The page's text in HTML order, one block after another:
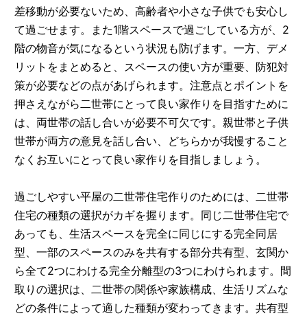
差移動が必要ないため、高齢者や小さな子供でも安心し
て過ごせます。また1階スペースで過ごしている方が、2
階の物音が気になるという状況も防げます。一方、デメ
リットをまとめると、スペースの使い方が重要、防犯対
策が必要などの点があげられます。注意点とポイントを
押さえながら二世帯にとって良い家作りを目指すために
は、両世帯の話し合いが必要不可欠です。親世帯と子供
世帯が両方の意見を話し合い、どちらかが我慢すること
なくお互いにとって良い家作りを目指しましょう。
過ごしやすい平屋の二世帯住宅作りのためには、二世帯
住宅の種類の選択がカギを握ります。同じ二世帯住宅で
あっても、生活スペースを完全に同じにする完全同居
型、一部のスペースのみを共有する部分共有型、玄関か
ら全て2つにわける完全分離型の3つにわけられます。間
取りの選択は、二世帯の関係や家族構成、生活リズムな
どの条件によって適した種類が変わってきます。共有型